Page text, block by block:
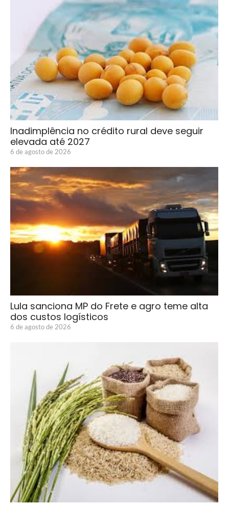
Inadimplência no crédito rural deve seguir
elevada até 2027
6 de agosto de 2026
Lula sanciona MP do Frete e agro teme alta
dos custos logísticos
6 de agosto de 2026